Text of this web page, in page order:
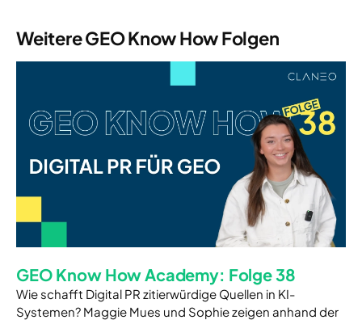
Weitere GEO Know How Folgen
GEO Know How Academy: Folge 38
Wie schafft Digital PR zitierwürdige Quellen in KI-
Systemen? Maggie Mues und Sophie zeigen anhand der